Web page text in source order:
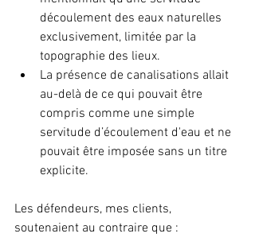
découlement des eaux naturelles
exclusivement, limitée par la
topographie des lieux.
La présence de canalisations allait
au-delà de ce qui pouvait être
compris comme une simple
servitude d’écoulement d'eau et ne
pouvait être imposée sans un titre
explicite.
Les défendeurs, mes clients,
soutenaient au contraire que :